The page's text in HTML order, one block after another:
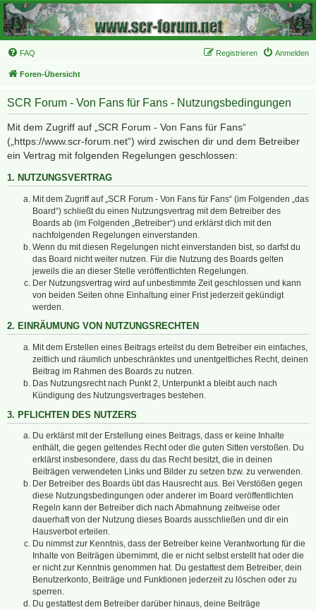
FAQ Anmelden
Registrieren
Foren-Übersicht
SCR Forum - Von Fans für Fans - Nutzungsbedingungen
Mit dem Zugriff auf „SCR Forum - Von Fans für Fans“
(„https://www.scr-forum.net“) wird zwischen dir und dem Betreiber
ein Vertrag mit folgenden Regelungen geschlossen:
1. NUTZUNGSVERTRAG
Mit dem Zugriff auf „SCR Forum - Von Fans für Fans“ (im Folgenden „das
Board“) schließt du einen Nutzungsvertrag mit dem Betreiber des
Boards ab (im Folgenden „Betreiber“) und erklärst dich mit den
nachfolgenden Regelungen einverstanden.
Wenn du mit diesen Regelungen nicht einverstanden bist, so darfst du
das Board nicht weiter nutzen. Für die Nutzung des Boards gelten
jeweils die an dieser Stelle veröffentlichten Regelungen.
Der Nutzungsvertrag wird auf unbestimmte Zeit geschlossen und kann
von beiden Seiten ohne Einhaltung einer Frist jederzeit gekündigt
werden.
2. EINRÄUMUNG VON NUTZUNGSRECHTEN
Mit dem Erstellen eines Beitrags erteilst du dem Betreiber ein einfaches,
zeitlich und räumlich unbeschränktes und unentgeltliches Recht, deinen
Beitrag im Rahmen des Boards zu nutzen.
Das Nutzungsrecht nach Punkt 2, Unterpunkt a bleibt auch nach
Kündigung des Nutzungsvertrages bestehen.
3. PFLICHTEN DES NUTZERS
Du erklärst mit der Erstellung eines Beitrags, dass er keine Inhalte
enthält, die gegen geltendes Recht oder die guten Sitten verstoßen. Du
erklärst insbesondere, dass du das Recht besitzt, die in deinen
Beiträgen verwendeten Links und Bilder zu setzen bzw. zu verwenden.
Der Betreiber des Boards übt das Hausrecht aus. Bei Verstößen gegen
diese Nutzungsbedingungen oder anderer im Board veröffentlichten
Regeln kann der Betreiber dich nach Abmahnung zeitweise oder
dauerhaft von der Nutzung dieses Boards ausschließen und dir ein
Hausverbot erteilen.
Du nimmst zur Kenntnis, dass der Betreiber keine Verantwortung für die
Inhalte von Beiträgen übernimmt, die er nicht selbst erstellt hat oder die
er nicht zur Kenntnis genommen hat. Du gestattest dem Betreiber, dein
Benutzerkonto, Beiträge und Funktionen jederzeit zu löschen oder zu
sperren.
Du gestattest dem Betreiber darüber hinaus, deine Beiträge